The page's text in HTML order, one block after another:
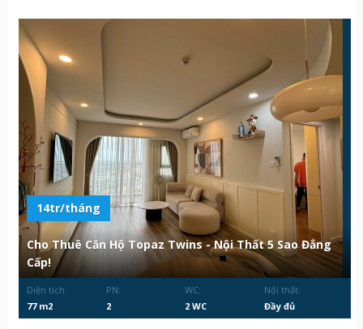
14tr/tháng
Cho Thuê Căn Hộ Topaz Twins - Nội Thất 5 Sao Đẳng
Cấp!
Diện tích:
77 m2
PN:
2
WC:
2 WC
Nội thất:
Đầy đủ